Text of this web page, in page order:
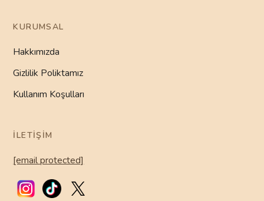
KURUMSAL
Hakkımızda
Gizlilik Poliktamız
Kullanım Koşulları
İLETIŞIM
[email protected]